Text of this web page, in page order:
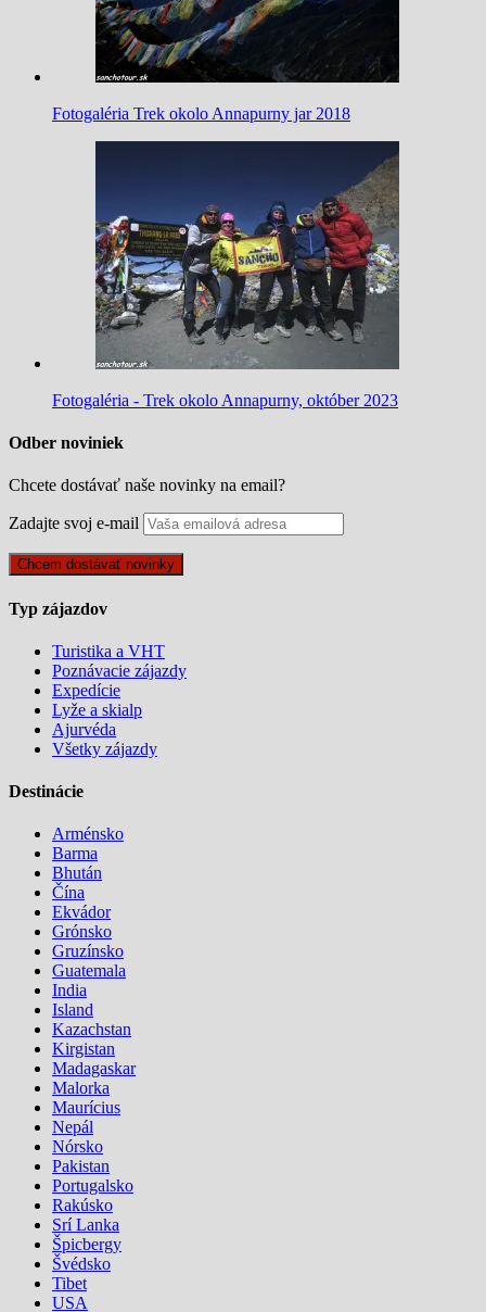
Fotogaléria Trek okolo Annapurny jar 2018
Fotogaléria - Trek okolo Annapurny, október 2023
Odber noviniek
Chcete dostávať naše novinky na email?
Zadajte svoj e-mail
Typ zájazdov
Turistika a VHT
Poznávacie zájazdy
Expedície
Lyže a skialp
Ajurvéda
Všetky zájazdy
Destinácie
Arménsko
Barma
Bhután
Čína
Ekvádor
Grónsko
Gruzínsko
Guatemala
India
Island
Kazachstan
Kirgistan
Madagaskar
Malorka
Maurícius
Nepál
Nórsko
Pakistan
Portugalsko
Rakúsko
Srí Lanka
Špicbergy
Švédsko
Tibet
USA